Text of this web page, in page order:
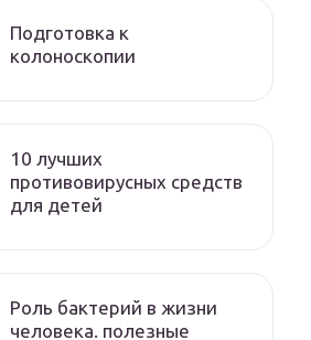
Подготовка к
колоноскопии
10 лучших
противовирусных средств
для детей
Роль бактерий в жизни
человека. полезные